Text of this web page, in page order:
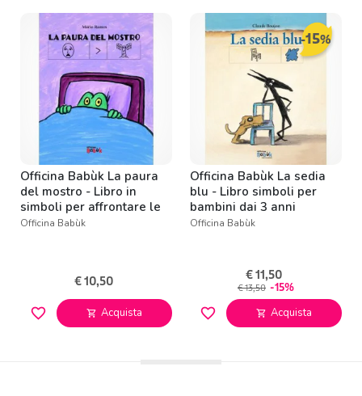
Officina Babùk La paura
del mostro - Libro in
simboli per affrontare le
paure
Officina Babùk
€ 10,50
favorite_border shopping_cart Acquista
-15%
Officina Babùk La sedia
blu - Libro simboli per
bambini dai 3 anni
Officina Babùk
€ 11,50
€ 13,50 -15%
favorite_border shopping_cart Acquista